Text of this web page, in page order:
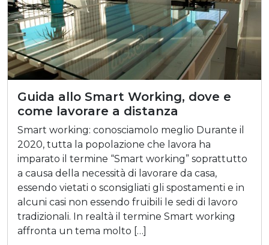
Guida allo Smart Working, dove e
come lavorare a distanza
Smart working: conosciamolo meglio Durante il
2020, tutta la popolazione che lavora ha
imparato il termine “Smart working” soprattutto
a causa della necessità di lavorare da casa,
essendo vietati o sconsigliati gli spostamenti e in
alcuni casi non essendo fruibili le sedi di lavoro
tradizionali. In realtà il termine Smart working
affronta un tema molto […]